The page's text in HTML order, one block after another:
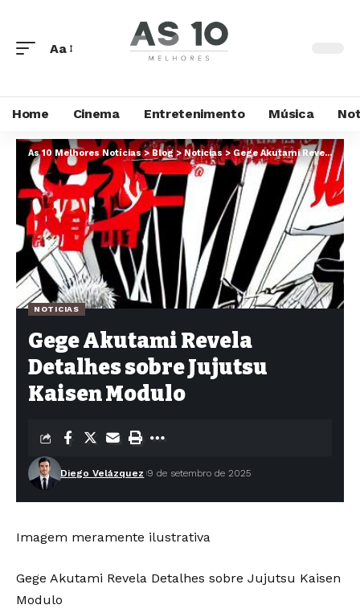
Aa
Home Cinema Entretenimento Música
As 10 Melhores Notícias>Blog>Noticias>Gege Akutami Revela Detalhes sobre Jujutsu Kaisen Modulo
NOTICIAS
Gege Akutami Revela
Detalhes sobre Jujutsu
Kaisen Modulo
Diego Velázquez 9 de setembro de 2025
Imagem meramente ilustrativa
Gege Akutami Revela Detalhes sobre Jujutsu Kaisen
Modulo